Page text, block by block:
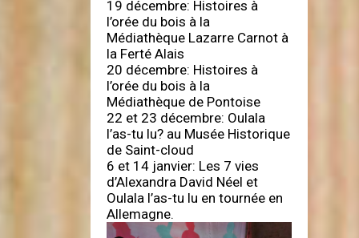
19 décembre: Histoires à
l’orée du bois à la
Médiathèque Lazarre Carnot à
la Ferté Alais
20 décembre: Histoires à
l’orée du bois à la
Médiathèque de Pontoise
22 et 23 décembre: Oulala
l’as-tu lu? au Musée Historique
de Saint-cloud
6 et 14 janvier: Les 7 vies
d’Alexandra David Néel et
Oulala l’as-tu lu en tournée en
Allemagne.